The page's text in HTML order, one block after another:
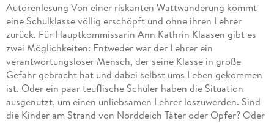
Autorenlesung Von einer riskanten Wattwanderung kommt
eine Schulklasse völlig erschöpft und ohne ihren Lehrer
zurück. Für Hauptkommissarin Ann Kathrin Klaasen gibt es
zwei Möglichkeiten: Entweder war der Lehrer ein
verantwortungsloser Mensch, der seine Klasse in große
Gefahr gebracht hat und dabei selbst ums Leben gekommen
ist. Oder ein paar teuflische Schüler haben die Situation
ausgenutzt, um einen unliebsamen Lehrer loszuwerden. Sind
die Kinder am Strand von Norddeich Täter oder Opfer? Oder